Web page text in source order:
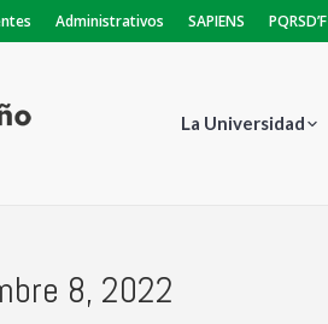
Administrativos SAPIENS PQRSD’F
La Universidad
8, 2022